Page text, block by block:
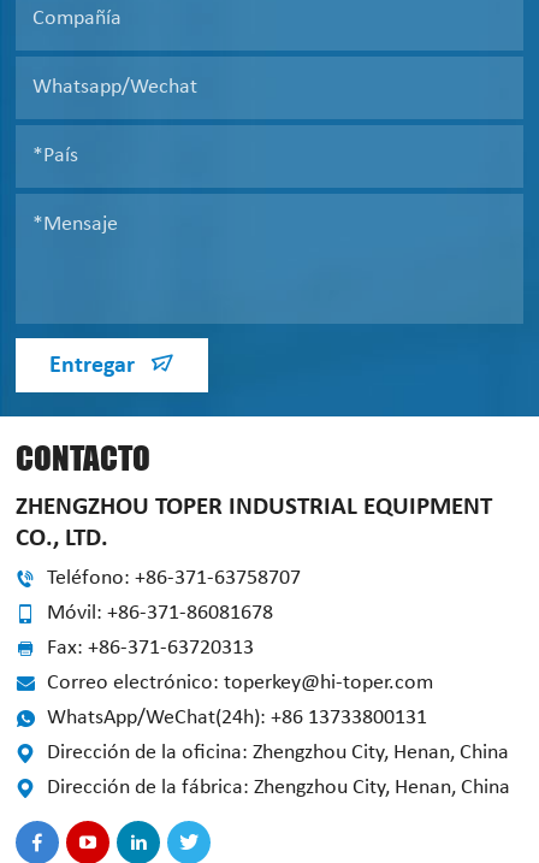
Entregar
CONTACTO
ZHENGZHOU TOPER INDUSTRIAL EQUIPMENT
CO., LTD.
Teléfono: +86-371-63758707
Móvil: +86-371-86081678
Fax: +86-371-63720313
Correo electrónico: toperkey@hi-toper.com
WhatsApp/WeChat(24h): +86 13733800131
Dirección de la oficina: Zhengzhou City, Henan, China
Dirección de la fábrica: Zhengzhou City, Henan, China